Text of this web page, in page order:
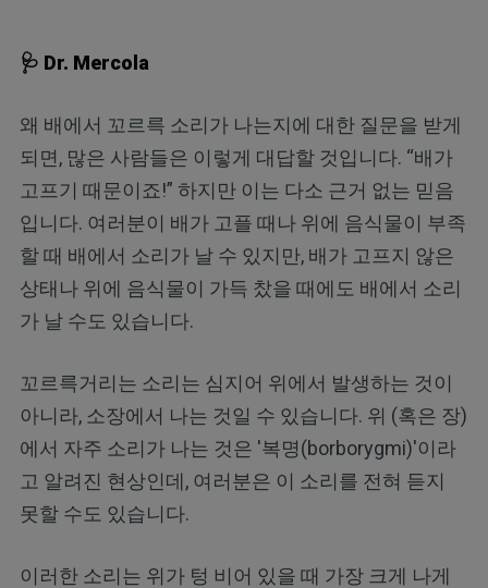
🩺 Dr. Mercola
왜 배에서 꼬르륵 소리가 나는지에 대한 질문을 받게
되면, 많은 사람들은 이렇게 대답할 것입니다. “배가
고프기 때문이죠!” 하지만 이는 다소 근거 없는 믿음
입니다. 여러분이 배가 고플 때나 위에 음식물이 부족
할 때 배에서 소리가 날 수 있지만, 배가 고프지 않은
상태나 위에 음식물이 가득 찼을 때에도 배에서 소리
가 날 수도 있습니다.
꼬르륵거리는 소리는 심지어 위에서 발생하는 것이
아니라, 소장에서 나는 것일 수 있습니다. 위 (혹은 장)
에서 자주 소리가 나는 것은 '복명(borborygmi)'이라
고 알려진 현상인데, 여러분은 이 소리를 전혀 듣지
못할 수도 있습니다.
이러한 소리는 위가 텅 비어 있을 때 가장 크게 나게